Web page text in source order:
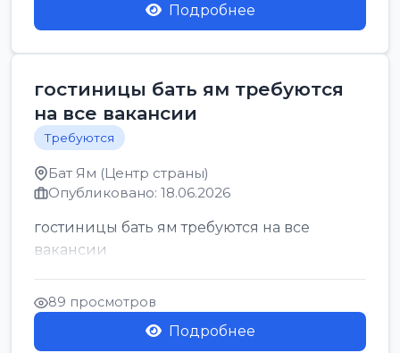
Подробнее
гостиницы бать ям требуются
на все вакансии
Требуются
Бат Ям (Центр страны)
Опубликовано: 18.06.2026
гостиницы бать ям требуются на все
вакансии
89 просмотров
Подробнее